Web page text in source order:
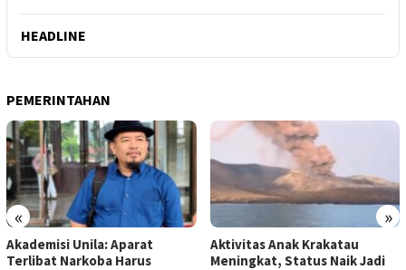
HEADLINE
PEMERINTAHAN
« »
Akademisi Unila: Aparat
Terlibat Narkoba Harus
Aktivitas Anak Krakatau
Meningkat, Status Naik Jadi